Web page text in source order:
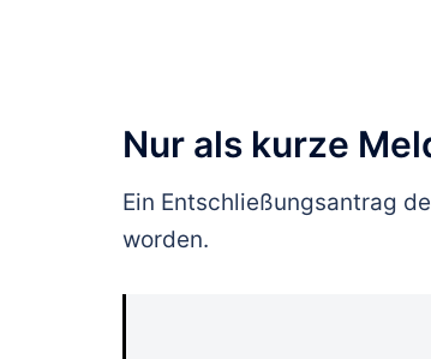
Nur als kurze
Ein Entschließungsantrag
worden.